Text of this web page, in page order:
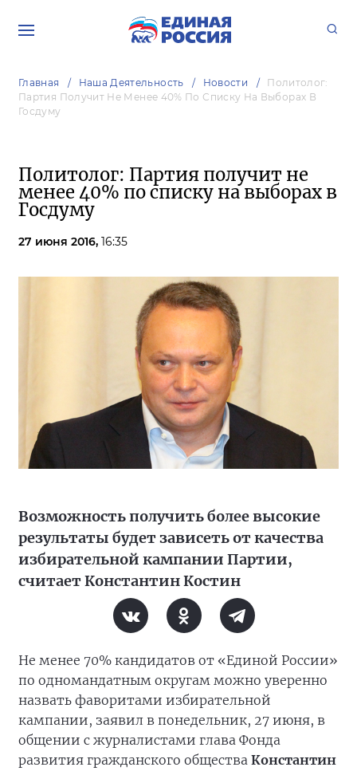
Главная Наша Деятельность Новости
Политолог:
Партия Получит Не Менее 40% По Списку На Выборах В
Госдуму
Политолог: Партия получит не
менее 40% по списку на выборах в
Госдуму
27 июня 2016, 16:35
Возможность получить более высокие
результаты будет зависеть от качества
избирательной кампании Партии,
считает Константин Костин
Не менее 70% кандидатов от «Единой России»
по одномандатным округам можно уверенно
назвать фаворитами избирательной
кампании, заявил в понедельник, 27 июня, в
общении с журналистами глава Фонда
развития гражданского общества Константин